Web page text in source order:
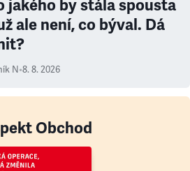
jakého by stála spousta
ale není, co býval. Dá
N•8. 8. 2026
Obchod